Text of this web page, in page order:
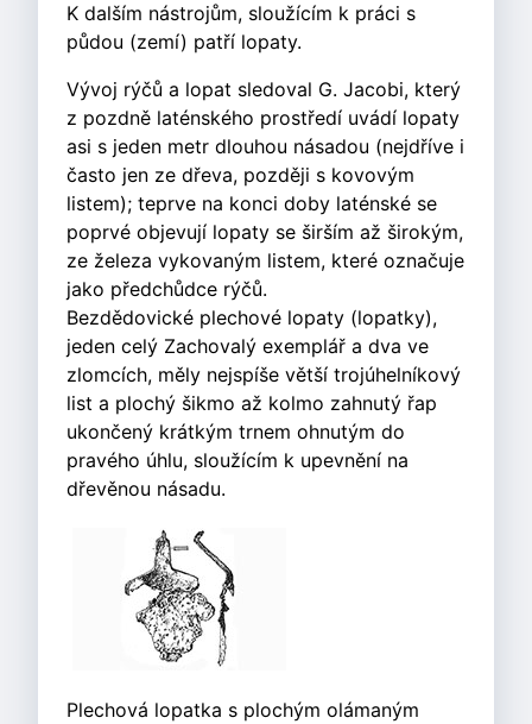
K dalším nástrojům, sloužícím k práci s
půdou (zemí) patří lopaty.
Vývoj rýčů a lopat sledoval G. Jacobi, který
z pozdně laténského prostředí uvádí lopaty
asi s jeden metr dlouhou násadou (nejdříve i
často jen ze dřeva, později s kovovým
listem); teprve na konci doby laténské se
poprvé objevují lopaty se širším až širokým,
ze železa vykovaným listem, které označuje
jako předchůdce rýčů.
Bezdědovické plechové lopaty (lopatky),
jeden celý Zachovalý exemplář a dva ve
zlomcích, měly nejspíše větší trojúhelníkový
list a plochý šikmo až kolmo zahnutý řap
ukončený krátkým trnem ohnutým do
pravého úhlu, sloužícím k upevnění na
dřevěnou násadu.
Plechová lopatka s plochým olámaným